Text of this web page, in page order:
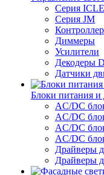
Серия
Серия JM
Диммеры
Усилители
Декодеры
Датчики
Блоки питания и
AC/DC
AC/DC
AC/DC
AC/DC
Драйверы
Драйверы